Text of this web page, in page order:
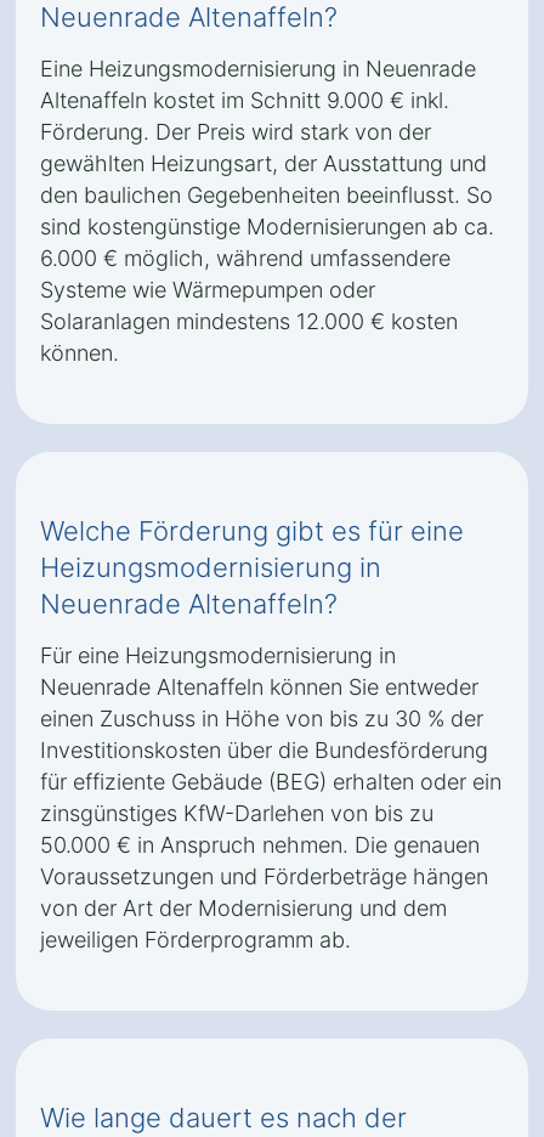
Neuenrade Altenaffeln?
Eine Heizungsmodernisierung in Neuenrade
Altenaffeln kostet im Schnitt 9.000 € inkl.
Förderung. Der Preis wird stark von der
gewählten Heizungsart, der Ausstattung und
den baulichen Gegebenheiten beeinflusst. So
sind kostengünstige Modernisierungen ab ca.
6.000 € möglich, während umfassendere
Systeme wie Wärmepumpen oder
Solaranlagen mindestens 12.000 € kosten
können.
Welche Förderung gibt es für eine
Heizungsmodernisierung in
Neuenrade Altenaffeln?
Für eine Heizungsmodernisierung in
Neuenrade Altenaffeln können Sie entweder
einen Zuschuss in Höhe von bis zu 30 % der
Investitionskosten über die Bundesförderung
für effiziente Gebäude (BEG) erhalten oder ein
zinsgünstiges KfW-Darlehen von bis zu
50.000 € in Anspruch nehmen. Die genauen
Voraussetzungen und Förderbeträge hängen
von der Art der Modernisierung und dem
jeweiligen Förderprogramm ab.
Wie lange dauert es nach der